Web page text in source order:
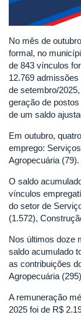
No mês de
formal, no
de 843 vínculos
12.769
de setembro/
geração de
de um saldo
Em outubro,
emprego:
Agropecuária
O saldo
vínculos
do setor de
(1.572),
Nos últimos doze
saldo acumulado
as contribuições
Agropecuária
A remuneração
2025 foi de R$